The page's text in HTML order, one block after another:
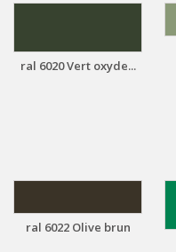
ral 6020 Vert oxyde...
ral 6022 Olive brun